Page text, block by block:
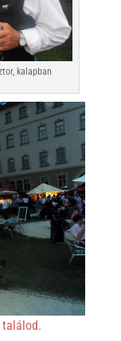
kalapban